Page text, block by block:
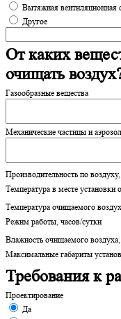
Вытяжная вентиляционная
Другое
От каких
очищать
Газообразные вещества
Механические частицы и
Производительность по
Температура в месте установки
Температура очищаемого
Режим работы, часов/сутки
Влажность очищаемого
Максимальные габариты
Требования к
Проектирование
Да